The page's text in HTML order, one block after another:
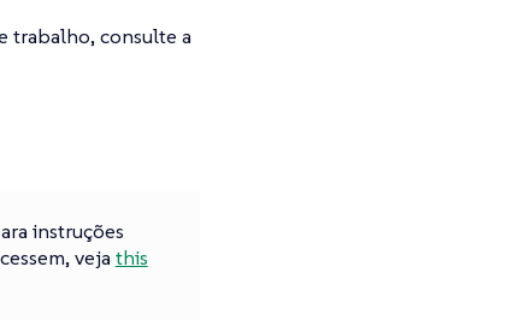
trabalho, consulte a
instruções
veja this